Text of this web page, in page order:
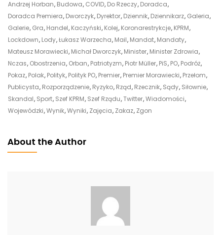
Kolejne
Szokujące
E-
Maile
Morawieckiego
Dworczyka.
Tak
Rząd
Wymyślał
Andrzej Horban, Budowa, COVID, Do Rzeczy, Doradca,
Doradca Premiera, Dworczyk, Dyrektor, Dziennik, Dziennikarz, Galeria,
Galerie, Gra, Handel, Kaczyński, Kolej, Koronarestrykcje, KPRM,
Lockdown, Lody,Łukasz Warzecha, Mail, Mandat, Mandaty,
Mateusz Morawiecki, Michał Dworczyk, Minister, Minister Zdrowia,
Nczas, Obostrzenia, Orban, Patriotyzm, Piotr Müller, PiS, PO, Podróż,
Pokaz, Polak, Polityk, Polityk PO, Premier, Premier Morawiecki, Przełom,
Publicysta, Rozporządzenie, Ryzyko, Rząd, Rzecznik, Sądy, Siłownie,
Skandal, Sport, Szef KPRM, Szef Rządu,Twitter,Wiadomości,
Wojewódzki,Wynik,Wyniki, Zajęcia, Zakaz, Zgon
About the Author